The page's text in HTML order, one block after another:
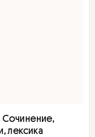
Сочинение,
лексика